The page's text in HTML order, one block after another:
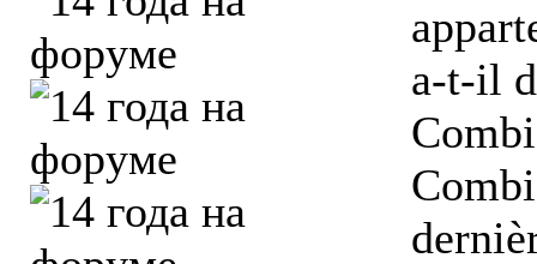
a-t-il